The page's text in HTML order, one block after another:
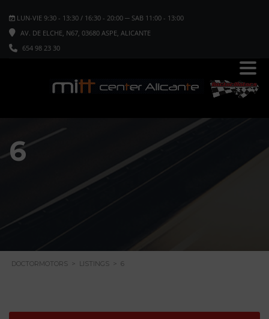
LUN-VIE 9:30 - 13:30 / 16:30 - 20:00 ─ SAB 11:00 - 13:00
AV. DE ELCHE, N67, 03680 ASPE, ALICANTE
654 98 23 30
6
DOCTORMOTORS > LISTINGS > 6